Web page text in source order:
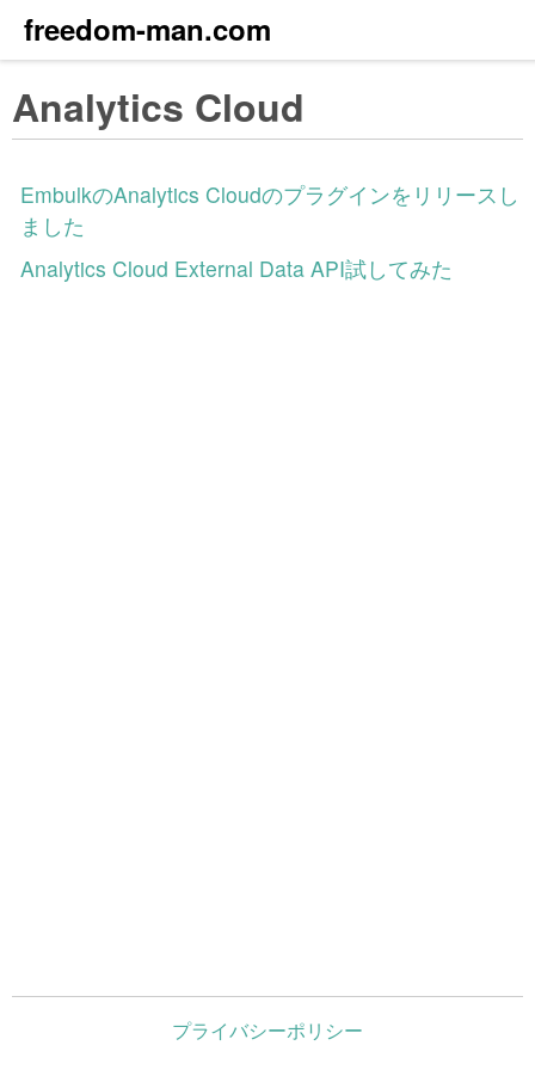
freedom-man.com
Analytics Cloud
EmbulkのAnalytics Cloudのプラグインをリリースし
ました
Analytics Cloud External Data API試してみた
プライバシーポリシー